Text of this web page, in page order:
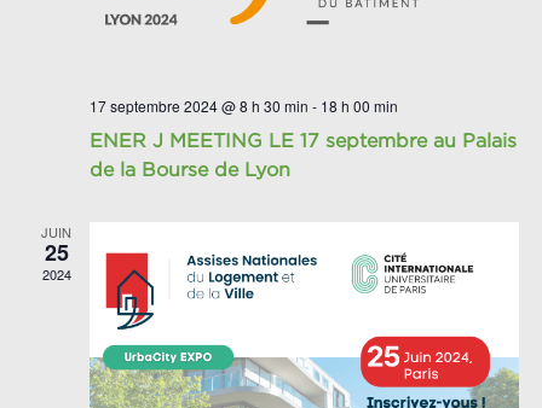
17 septembre 2024 @ 8 h 30 min - 18 h 00 min
ENER J MEETING LE 17 septembre au Palais
de la Bourse de Lyon
JUIN
25
2024